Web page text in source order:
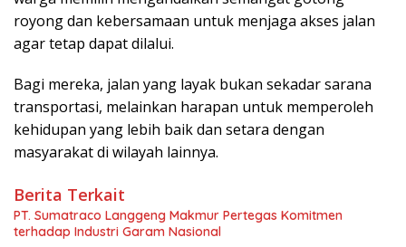
royong dan kebersamaan untuk menjaga akses jalan
agar tetap dapat dilalui.
Bagi mereka, jalan yang layak bukan sekadar sarana
transportasi, melainkan harapan untuk memperoleh
kehidupan yang lebih baik dan setara dengan
masyarakat di wilayah lainnya.
Berita Terkait
PT. Sumatraco Langgeng Makmur Pertegas Komitmen
terhadap Industri Garam Nasional